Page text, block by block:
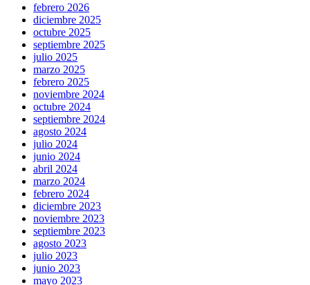
febrero 2026
diciembre 2025
octubre 2025
septiembre 2025
julio 2025
marzo 2025
febrero 2025
noviembre 2024
octubre 2024
septiembre 2024
agosto 2024
julio 2024
junio 2024
abril 2024
marzo 2024
febrero 2024
diciembre 2023
noviembre 2023
septiembre 2023
agosto 2023
julio 2023
junio 2023
mayo 2023